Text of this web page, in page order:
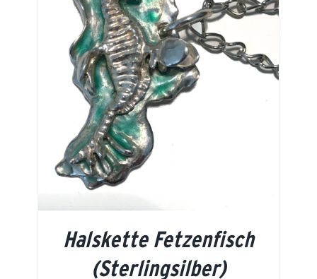
Halskette Fetzenfisch
(Sterlingsilber)